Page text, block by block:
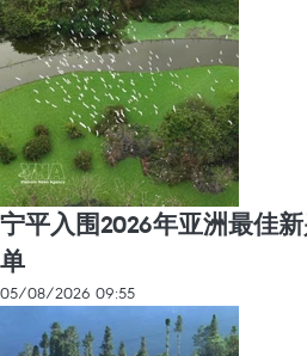
宁平入围2026年亚洲最佳
单
05/08/2026 09:55